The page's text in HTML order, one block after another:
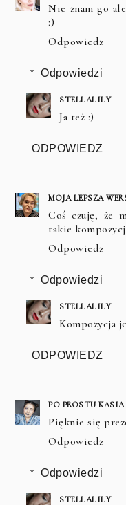
Nie znam go
:)
Odpowiedz
Odpowiedzi
STELLALILY
Ja też :)
ODPOWIEDZ
MOJA LEPSZA
Coś czuję, że
takie
Odpowiedz
Odpowiedzi
STELLALILY
Kompozycja
ODPOWIEDZ
PO PROSTU KASIA
Pięknie się
Odpowiedz
Odpowiedzi
STELLALILY